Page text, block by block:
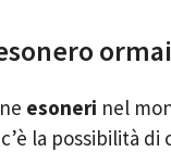
esoneri nel
la possibilità